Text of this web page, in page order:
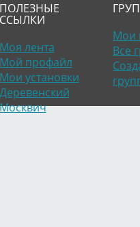
ПОЛЕЗНЫЕ
ССЫЛКИ
Моя лента
Мой профайл
Мои установки
Деревенский
Мои
Все